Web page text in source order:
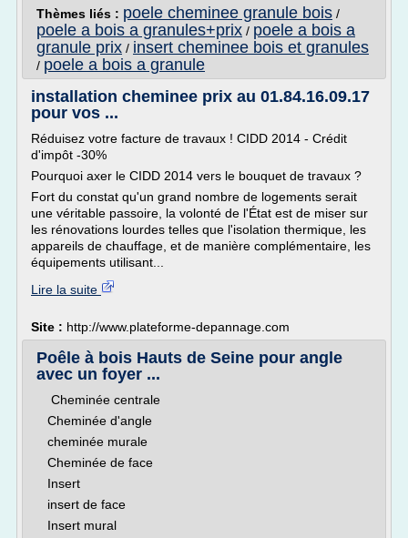
Thèmes liés : poele cheminee granule bois /
poele a bois a granules+prix / poele a bois a
granule prix / insert cheminee bois et granules
/ poele a bois a granule
installation cheminee prix au 01.84.16.09.17
pour vos ...
Réduisez votre facture de travaux ! CIDD 2014 - Crédit
d'impôt -30%
Pourquoi axer le CIDD 2014 vers le bouquet de travaux ?
Fort du constat qu'un grand nombre de logements serait
une véritable passoire, la volonté de l'État est de miser sur
les rénovations lourdes telles que l'isolation thermique, les
appareils de chauffage, et de manière complémentaire, les
équipements utilisant...
Lire la suite
Site : http://www.plateforme-depannage.com
Poêle à bois Hauts de Seine pour angle
avec un foyer ...
Cheminée centrale
Cheminée d'angle
cheminée murale
Cheminée de face
Insert
insert de face
Insert mural